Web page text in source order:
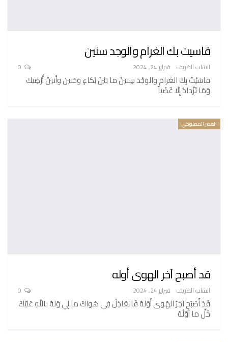
قاسيت بك الغرام والوجد سنين
الشاب الظريف فبراير 24, 2024
قاسَيْتُ بِكَ الغَرامَ والوَجْدَ سِنينْ ما بَيْنَ بُكاءٍ وَحَنين وأَنينْ أُرْضِيكَ
وَمَا تَزْدادُ إِلّا غَضَباً
العصر المملوكي
قد أصبح آخر الهوى أوله
الشاب الظريف فبراير 24, 2024
قَدْ أَصْبَحَ آخِرُ الهَوى أَوَّلَهُ فَالعَاذِلُ فِي هَواكَ ما لِي وَلهُ باللَّهِ عَلَيْكَ
خَلِّ ما أوَّلُهُ